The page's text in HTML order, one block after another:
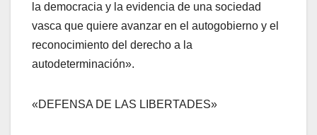
la democracia y la evidencia de una sociedad
vasca que quiere avanzar en el autogobierno y el
reconocimiento del derecho a la
autodeterminación».
«DEFENSA DE LAS LIBERTADES»